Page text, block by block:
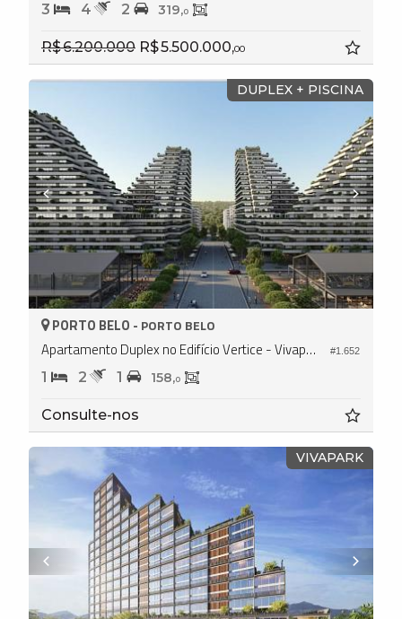
3 4 2 319,0
R$ 6.200.000 R$ 5.500.000,00
DUPLEX + PISCINA
#1.652
PORTO BELO - PORTO BELO
Apartamento Duplex no Edifício Vertice - Vivapark
1 2 1 158,0
Consulte-nos
VIVAPARK